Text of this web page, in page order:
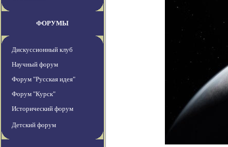
ФОРУМЫ
Дискуссионный клуб
Научный форум
Форум "Русская идея"
Форум "Курск"
Исторический форум
Детский форум